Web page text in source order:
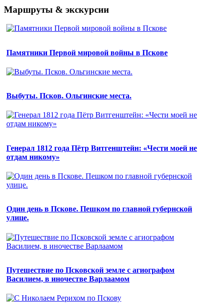
Маршруты & экскурсии
Памятники Первой мировой войны в Пскове
Выбуты. Псков. Ольгинские места.
Генерал 1812 года Пётр Витгенштейн: «Чести моей не
отдам никому»
Один день в Пскове. Пешком по главной губернской
улице.
Путешествие по Псковской земле с агиографом
Василием, в иночестве Варлаамом